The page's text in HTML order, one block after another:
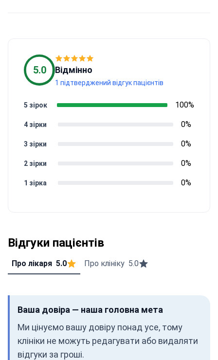
5.0 Відмінно
1 підтверджений відгук пацієнтів
1 зірка 0%
2 зірки 0%
3 зірки 0%
4 зірки 0%
5 зірок 100%
Відгуки пацієнтів
Про лікаря 5.0 Про клініку 5.0
Ваша довіра — наша головна мета
Ми цінуємо вашу довіру понад усе, тому
клініки не можуть редагувати або видаляти
відгуки за гроші.